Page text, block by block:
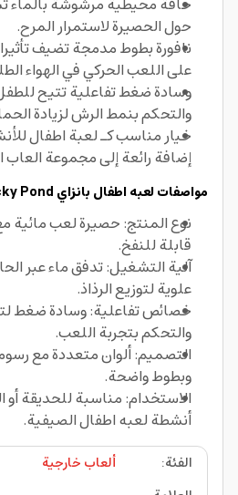
حول الحصيرة لاستمرار المرح.
نافورة بطوط مدمجة تضيف
على اللعب الحركي في الهواء
وسادة ضغط تفاعلية تتيح
والتحكم بنمط الرش لزيادة
خيار مناسب كـ لعبة اطفال
إضافة رائعة إلى مجموعة العاب
مواصفات لعبه اطفال بانزاي Pond
نوع المنتج: حصيرة لعب مائية
قابلة للنفخ.
آلية التشغيل: تدفق ماء عبر
علوية لتوزيع الرذاذ.
خصائص تفاعلية: وسادة ضغط
والتحكم بتجربة اللعب.
التصميم: ألوان متعددة مع
وبطوط واضحة.
الاستخدام: مناسبة للحديقة
أنشطة لعبه اطفال الصيفية.
الفئة:
ألعاب خارجية